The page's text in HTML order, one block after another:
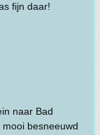
fijn daar!
naar Bad
besneeuwd